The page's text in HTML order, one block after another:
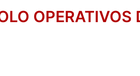
OPERATIVOS